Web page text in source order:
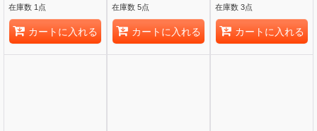
在庫数 1点
カートに入れる
在庫数 5点
カートに入れる
在庫数 3点
カートに入れる